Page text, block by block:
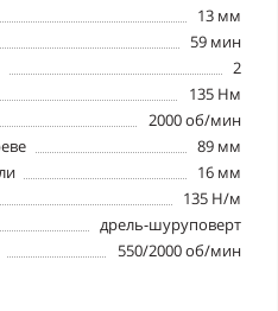
13 мм
59 мин
2
135 Нм
2000 об/мин
89 мм
16 мм
135 Н/м
дрель-шуруповерт
550/2000 об/мин